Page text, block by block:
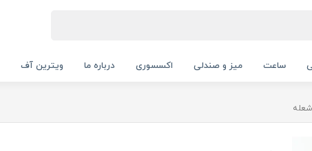
ساعت میز و صندلی اکسسوری درباره ما ویترین آف